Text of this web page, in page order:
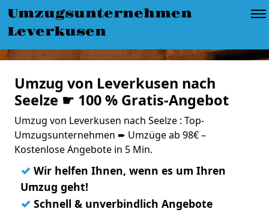
Umzugsunternehmen
Leverkusen
Umzug von Leverkusen nach
Seelze ☛ 100 % Gratis-Angebot
Umzug von Leverkusen nach Seelze : Top-
Umzugsunternehmen ➨ Umzüge ab 98€ –
Kostenlose Angebote in 5 Min.
✓ Wir helfen Ihnen, wenn es um Ihren
Umzug geht!
✓ Schnell & unverbindlich Angebote